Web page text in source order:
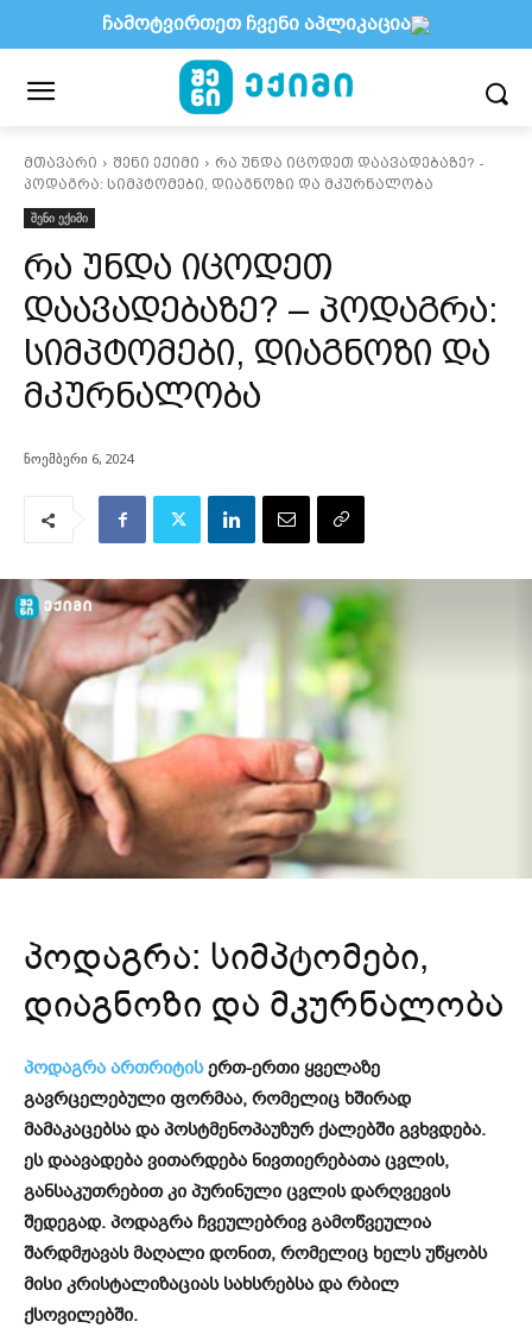
მთავარი შენი ექიმი
რა უნდა იცოდეთ დაავადებაზე? -
პოდაგრა: სიმპტომები, დიაგნოზი და მკურნალობა
შენი ექიმი
რა უნდა იცოდეთ
დაავადებაზე? – პოდაგრა:
სიმპტომები, დიაგნოზი და
მკურნალობა
ნოემბერი 6, 2024
პოდაგრა: სიმპტომები,
დიაგნოზი და მკურნალობა
პოდაგრა ართრიტისერთ-ერთი ყველაზე
გავრცელებული ფორმაა, რომელიც ხშირად
მამაკაცებსა და პოსტმენოპაუზურ ქალებში გვხვდება.
ეს დაავადება ვითარდება ნივთიერებათა ცვლის,
განსაკუთრებით კი პურინული ცვლის დარღვევის
შედეგად. პოდაგრა ჩვეულებრივ გამოწვეულია
შარდმჟავას მაღალი დონით, რომელიც ხელს უწყობს
მისი კრისტალიზაციას სახსრებსა და რბილ
ქსოვილებში.
ჩამოტვირთეთ ჩვენი აპლიკაცია